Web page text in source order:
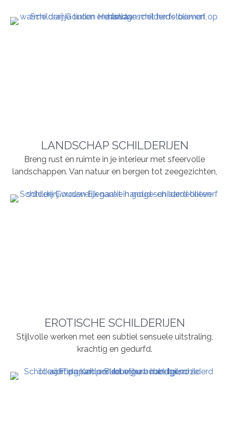
LANDSCHAP SCHILDERIJEN
Breng rust en ruimte in je interieur met sfeervolle
landschappen. Van natuur en bergen tot zeegezichten,
EROTISCHE SCHILDERIJEN
Stijlvolle werken met een subtiel sensuele uitstraling,
krachtig en gedurfd.